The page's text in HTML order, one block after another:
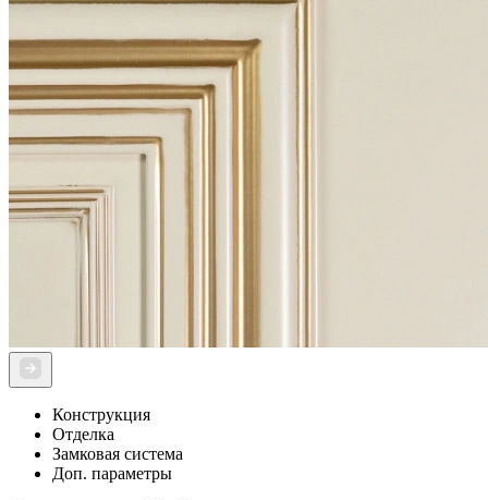
Конструкция
Отделка
Замковая система
Доп. параметры